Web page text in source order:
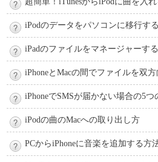
iPodのデータをパソコンに移行する
iPadのファイルをマネージャーす
iPhoneとMacの間でファイルを双
iPhoneでSMSが届かない場合の5つ
iPodの曲のMacへの取り出し方
PCからiPhoneに音楽を追加する方